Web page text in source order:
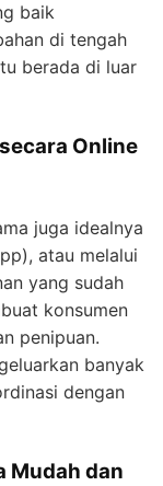
baik
di tengah
berada di luar
Online
juga idealnya
atau melalui
yang sudah
konsumen
penipuan.
banyak
dengan
Mudah dan